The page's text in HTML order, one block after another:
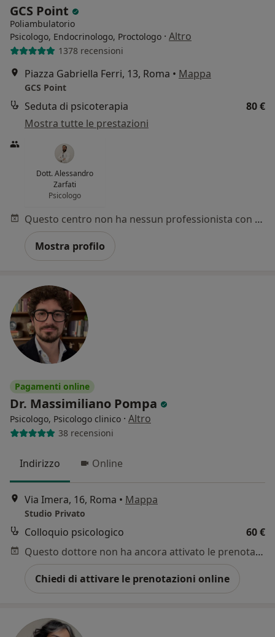
GCS Point
Poliambulatorio
Psicologo, Endocrinologo, Proctologo · Altro
1378 recensioni
Piazza Gabriella Ferri, 13, Roma • Mappa
GCS Point
Seduta di psicoterapia
80 €
Mostra tutte le prestazioni
Dott. Alessandro
Zarfati
Psicologo
Questo centro non ha nessun professionista con date disponibili
Mostra profilo
Pagamenti online
Dr. Massimiliano Pompa
Psicologo, Psicologo clinico · Altro
38 recensioni
Indirizzo Online
Via Imera, 16, Roma • Mappa
Studio Privato
Colloquio psicologico
60 €
Questo dottore non ha ancora attivato le prenotazioni online presso questo indirizzo.
Chiedi di attivare le prenotazioni online